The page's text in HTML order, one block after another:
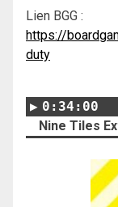
Lien BGG :
https://
duty
0:34:00
Nine Tiles